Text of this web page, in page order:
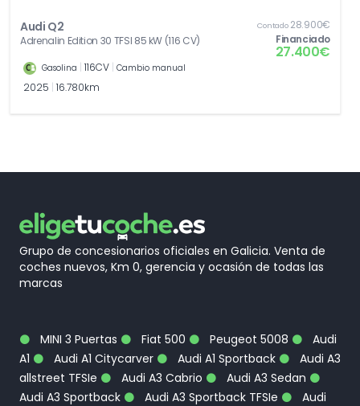
Audi Q2
Adrenalin Edition 30 TFSI 85 kW (116 CV)
Contado28.900€
Financiado
27.400€
Gasolina 116CV Cambio manual
2025 16.780km
Grupo de concesionarios oficiales en Galicia. Venta de
coches nuevos, Km 0, gerencia y ocasión de todas las
marcas
MINI 3 Puertas Fiat 500 Peugeot 5008
Audi
A1
Audi A1 Citycarver Audi A1 Sportback
Audi A3
allstreet TFSIe
Audi A3 Cabrio
Audi A3 Sedan
Audi A3 Sportback
Audi A3 Sportback TFSIe
Audi